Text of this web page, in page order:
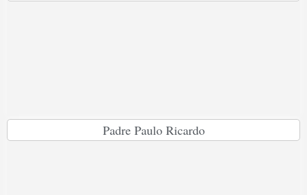
Padre Paulo Ricardo